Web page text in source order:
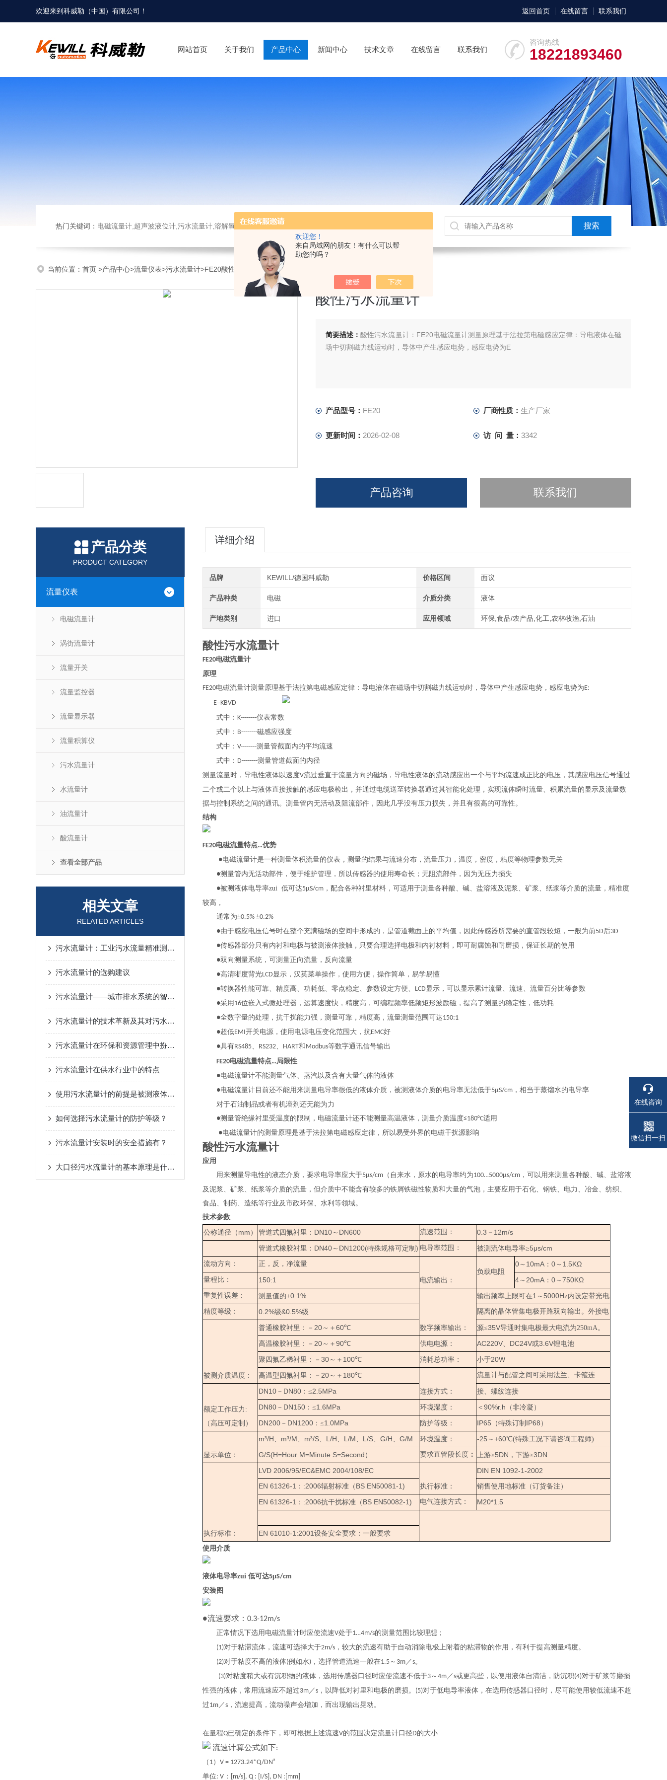
欢迎您！
来自局域网的朋友！有什么可以帮
助您的吗？
欢迎来到科威勒（中国）有限公司！ 返回首页 在线留言 联系我们
咨询热线
18221893460
网站首页 关于我们 产品中心 新闻中心 技术文章 在线留言 联系我们
热门关键词： 电磁流量计,超声波液位计,污水流量计,溶解氧仪,在线PH计,压力变送器
当前位置： 首页 >产品中心>流量仪表>污水流量计>FE20酸性污水流量计
酸性污水流量计
简要描述：酸性污水流量计：FE20电磁流量计测量原理基于法拉第电磁感应定律：导电液体在磁
场中切割磁力线运动时，导体中产生感应电势，感应电势为E
产品型号： FE20 厂商性质： 生产厂家
更新时间： 2026-02-08 访 问 量： 3342
产品咨询 联系我们
产品分类
PRODUCT CATEGORY
流量仪表
电磁流量计
涡街流量计
流量开关
流量监控器
流量显示器
流量积算仪
污水流量计
水流量计
油流量计
酸流量计
查看全部产品
相关文章
RELATED ARTICLES
污水流量计：工业污水流量精准测量设备
污水流量计的选购建议
污水流量计——城市排水系统的智能助手
污水流量计的技术革新及其对污水处理的影响
污水流量计在环保和资源管理中扮演着至关重要的角色
污水流量计在供水行业中的特点
使用污水流量计的前提是被测液体是导电的
如何选择污水流量计的防护等级？
污水流量计安装时的安全措施有？
大口径污水流量计的基本原理是什么？
详细介绍
品牌 KEWILL/德国科威勒 价格区间 面议
产品种类 电磁 介质分类 液体
产地类别 进口 应用领域 环保,食品/农产品,化工,农林牧渔,石油
酸性污水流量计
FE20电磁流量计
原理
FE20电磁流量计测量原理基于法拉第电磁感应定律：导电液体在磁场中切割磁力线运动时，导体中产生感应电势，感应电势为E:
E=KBVD
式中： K--------仪表常数
式中： B--------磁感应强度
式中： V--------测量管截面内的平均流速
式中： D--------测量管道截面的内径
测量流量时，导电性液体以速度V流过垂直于流量方向的磁场，导电性液体的流动感应出一个与平均流速成正比的电压，其感应电压信号通过
二个或二个以上与液体直接接触的感应电极检出，并通过电缆送至转换器通过其智能化处理，实现流体瞬时流量、积累流量的显示及流量数
据与控制系统之间的通讯。测量管内无活动及阻流部件，因此几乎没有压力损失，并且有很高的可靠性。
结构
FE20电磁流量特点…优势
●电磁流量计是一种测量体积流量的仪表，测量的结果与流速分布，流量压力，温度，密度，粘度等物理参数无关
●测量管内无活动部件，便于维护管理，所以传感器的使用寿命长；无阻流部件，因为无压力损失
●被测液体电导率zui 低可达5μS/cm ，配合各种衬里材料，可适用于测量各种酸、碱、盐溶液及泥浆、矿浆、纸浆等介质的流量，精准度
较高，
通常为±0.5% ±0.2%
●由于感应电压信号时在整个充满磁场的空间中形成的，是管道截面上的平均值，因此传感器所需要的直管段较短，一般为前5D后3D
●传感器部分只有内衬和电极与被测液体接触，只要合理选择电极和内衬材料，即可耐腐蚀和耐磨损，保证长期的使用
●双向测量系统，可测量正向流量，反向流量
●高清晰度背光LCD显示，汉英菜单操作，使用方便，操作简单，易学易懂
●转换器性能可靠、精度高、功耗低、零点稳定、参数设定方便、 LCD显示，可以显示累计流量、流速、流量百分比等参数
●采用 16位嵌入式微处理器，运算速度快，精度高，可编程频率低频矩形波励磁，提高了测量的稳定性，低功耗
●全数字量的处理，抗干扰能力强，测量可靠，精度高，流量测量范围可达150:1
●超低EMI开关电源，使用电源电压变化范围大，抗EMC好
●具有RS485、 RS232、 HART和 Modbus等数字通讯信号输出
FE20电磁流量特点…局限性
●电磁流量计不能测量气体、蒸汽以及含有大量气体的液体
●电磁流量计目前还不能用来测量电导率很低的液体介质，被测液体介质的电导率无法低于5μS/cm ，相当于蒸馏水的电导率
对于石油制品或者有机溶剂还无能为力
●测量管绝缘衬里受温度的限制，电磁流量计还不能测量高温液体，测量介质温度≤180°C适用
●电磁流量计的测量原理是基于法拉第电磁感应定律，所以易受外界的电磁干扰源影响
酸性污水流量计
应用
用来测量导电性的液态介质，要求电导率应大于5μs/cm （自来水，原水的电导率约为100…5000μs/cm ，可以用来测量各种酸、碱、盐溶液
及泥浆、矿浆、纸浆等介质的流量，但介质中不能含有较多的铁屑铁磁性物质和大量的气泡，主要应用于石化、钢铁、电力、冶金、纺织、
食品、制药、造纸等行业及市政环保、水利等领域。
技术参数
公称通径（ mm ） 管道式四氟衬里： DN10 ～ DN600 流速范围： 0.3 － 12m/s
管道式橡胶衬里： DN40 ～ DN1200(特殊规格可定制 ) 电导率范围： 被测流体电导率≥5μs/cm
流动方向： 正，反，净流量
电流输出：
负载电阻
0 ～ 10mA ： 0 ～ 1.5KΩ
量程比： 150:1 4 ～ 20mA ： 0 ～ 750KΩ
重复性误差： 测量值的±0.1%
数字频率输出：
输出频率上限可在1 ～ 5000Hz内设定带光电
精度等级： 0.2%级&0.5%级 隔离的晶体管集电极开路双向输出。外接电
被测介质温度：
普通橡胶衬里：－ 20 ～＋ 60℃ 源≤35V导通时集电极最大电流为250mA。
高温橡胶衬里：－ 20 ～＋ 90℃ 供电电源： AC220V、 DC24V或3.6V锂电池
聚四氟乙稀衬里：－ 30 ～＋ 100℃ 消耗总功率： 小于20W
高温型四氟衬里：－ 20 ～＋ 180℃
连接方式：
流量计与配管之间可采用法兰、卡箍连
额定工作压力:
（高压可定制）
DN10 － DN80 ：≤2.5MPa 接、螺纹连接
DN80 － DN150 ：≤1.6MPa 环境湿度： ＜ 90%r.h （非冷凝 ）
DN200 － DN1200 ：≤1.0MPa 防护等级： IP65 （特殊订制 IP68 ）
显示单位：
m³/H、 m³/M、 m³/S、 L/H、 L/M、 L/S、 G/H、 G/M 环境温度： -25 ～ +60℃(特殊工况下请咨询工程师)
G/S(H=Hour M=Minute S=Second ） 要求直管段长度 ： 上游≥5DN ，下游≥3DN
执行标准：
LVD 2006/95/EC&EMC 2004/108/EC
执行标准：
DIN EN 1092-1-2002
EN 61326-1 ： :2006辐射标准（ BS EN50081-1) 销售使用地标准（订货备注）
EN 61326-1 ： :2006抗干扰标准（ BS EN50082-1) 电气连接方式： M20*1.5
EN 61010-1:2001 设备安全要求：一般要求
使用介质
液体电导率zui 低可达5μS/cm
安装图
●流速要求： 0.3-12m/s
正常情况下选用电磁流量计时应使流速V处于1…4m/s的测量范围比较理想；
(1)对于粘滞流体，流速可选择大于2m/s ，较大的流速有助于自动消除电极上附着的粘滞物的作用，有利于提高测量精度。
(2)对于粘度不高的液体(例如水) ，选择管道流速一般在1.5 ～ 3m／s。
(3)对粘度稍大或有沉积物的液体，选用传感器口径时应使流速不低于3 ～ 4m／s或更高些，以便用液体自清洁，防沉积(4)对于矿浆等磨损
性强的液体，常用流速应不超过3m／s ，以降低对衬里和电极的磨损。 (5)对于低电导率液体，在选用传惑器口径时，尽可能使用较低流速不超
过1m／s ，流速提高，流动噪声会增加，而出现输出晃动。
在量程Q已确定的条件下，即可根据上述流速V的范围决定流量计口径D的大小
流速计算公式如下:
（ 1） V = 1273.24*Q/DN²
单位: V ： [m/s], Q : [I/S], DN :[mm]
在线咨询
微信扫一扫